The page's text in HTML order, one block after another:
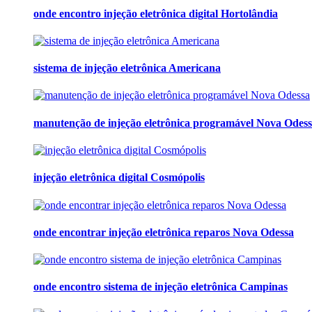
onde encontro injeção eletrônica digital Hortolândia
sistema de injeção eletrônica Americana
manutenção de injeção eletrônica programável Nova
injeção eletrônica digital Cosmópolis
onde encontrar injeção eletrônica reparos Nova Odessa
onde encontro sistema de injeção eletrônica Campinas